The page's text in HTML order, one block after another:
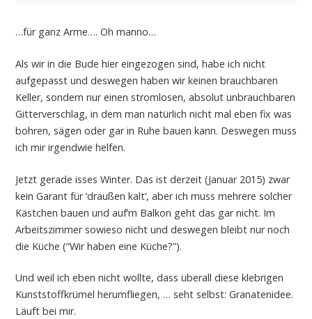
…für ganz Arme…. Oh manno…
Als wir in die Bude hier eingezogen sind, habe ich nicht
aufgepasst und deswegen haben wir keinen brauchbaren
Keller, sondern nur einen stromlosen, absolut unbrauchbaren
Gitterverschlag, in dem man natürlich nicht mal eben fix was
bohren, sägen oder gar in Ruhe bauen kann. Deswegen muss
ich mir irgendwie helfen.
Jetzt gerade isses Winter. Das ist derzeit (Januar 2015) zwar
kein Garant für ‘draußen kalt’, aber ich muss mehrere solcher
Kästchen bauen und auf’m Balkon geht das gar nicht. Im
Arbeitszimmer sowieso nicht und deswegen bleibt nur noch
die Küche (“Wir haben eine Küche?”).
Und weil ich eben nicht wollte, dass überall diese klebrigen
Kunststoffkrümel herumfliegen, … seht selbst: Granatenidee.
Läuft bei mir.